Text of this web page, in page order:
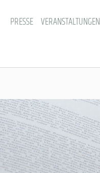
PRESSE VERANSTALTUNGEN